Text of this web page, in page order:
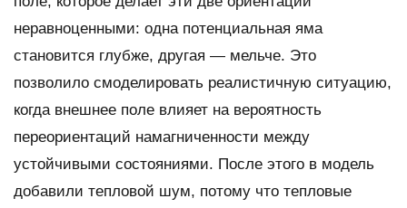
неравноценными: одна потенциальная яма
становится глубже, другая — мельче. Это
позволило смоделировать реалистичную ситуацию,
когда внешнее поле влияет на вероятность
переориентаций намагниченности между
устойчивыми состояниями. После этого в модель
добавили тепловой шум, потому что тепловые